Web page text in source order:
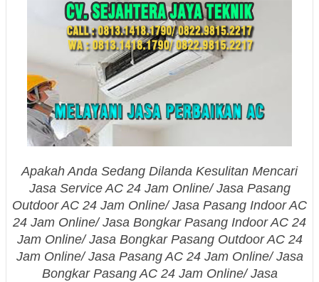
Apakah Anda Sedang Dilanda Kesulitan Mencari
Jasa Service AC 24 Jam Online/ Jasa Pasang
Outdoor AC 24 Jam Online/ Jasa Pasang Indoor AC
24 Jam Online/ Jasa Bongkar Pasang Indoor AC 24
Jam Online/ Jasa Bongkar Pasang Outdoor AC 24
Jam Online/ Jasa Pasang AC 24 Jam Online/ Jasa
Bongkar Pasang AC 24 Jam Online/ Jasa